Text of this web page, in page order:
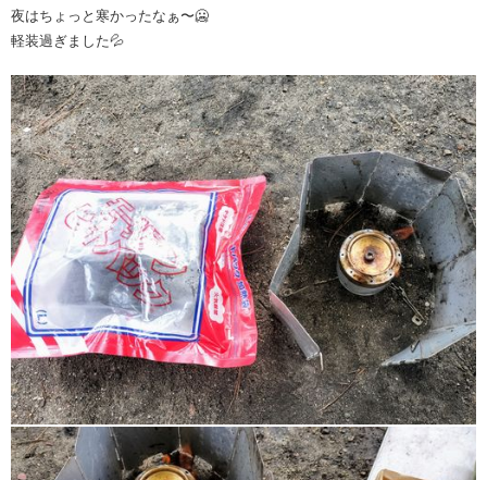
夜はちょっと寒かったなぁ〜🥶
軽装過ぎました💦